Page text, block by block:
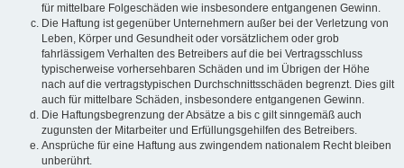
für mittelbare Folgeschäden wie insbesondere entgangenen Gewinn.
Die Haftung ist gegenüber Unternehmern außer bei der Verletzung von
Leben, Körper und Gesundheit oder vorsätzlichem oder grob
fahrlässigem Verhalten des Betreibers auf die bei Vertragsschluss
typischerweise vorhersehbaren Schäden und im Übrigen der Höhe
nach auf die vertragstypischen Durchschnittsschäden begrenzt. Dies gilt
auch für mittelbare Schäden, insbesondere entgangenen Gewinn.
Die Haftungsbegrenzung der Absätze a bis c gilt sinngemäß auch
zugunsten der Mitarbeiter und Erfüllungsgehilfen des Betreibers.
Ansprüche für eine Haftung aus zwingendem nationalem Recht bleiben
unberührt.